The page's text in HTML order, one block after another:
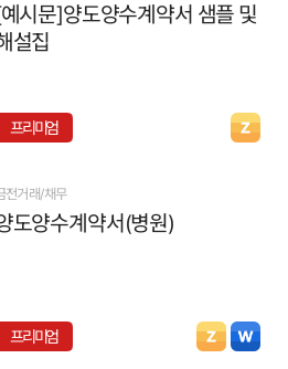
시문]양도양수계약서 샘플 및
설집
프리미엄
전거래/채무
도양수계약서(병원)
프리미엄